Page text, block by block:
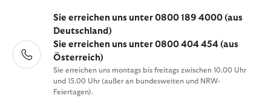
Sie erreichen uns unter 0800 189 4000 (aus
Deutschland)
Sie erreichen uns unter 0800 404 454 (aus
Österreich)
Sie erreichen uns montags bis freitags zwischen 10.00 Uhr
und 15.00 Uhr (außer an bundesweiten und NRW-
Feiertagen).